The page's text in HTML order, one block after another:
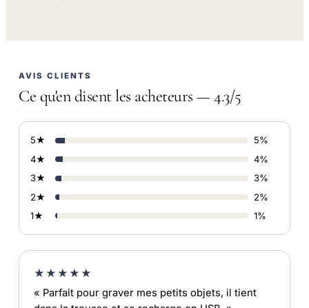
AVIS CLIENTS
Ce qu'en disent les acheteurs — 4.3/5
5★
5%
4★
4%
3★
3%
2★
2%
1★
1%
★★★★★
« Parfait pour graver mes petits objets, il tient